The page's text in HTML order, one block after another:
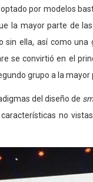
por modelos
la mayor parte de
ella, así como una
se convirtió en el
grupo a la
del diseño de
no